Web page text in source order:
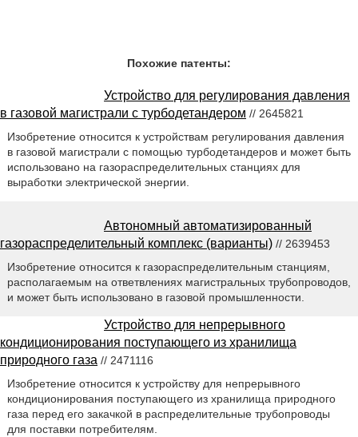
Похожие патенты:
Устройство для регулирования давления
в газовой магистрали с турбодетандером // 2645821
Изобретение относится к устройствам регулирования давления
в газовой магистрали с помощью турбодетандеров и может быть
использовано на газораспределительных станциях для
выработки электрической энергии.
Автономный автоматизированный
газораспределительный комплекс (варианты) // 2639453
Изобретение относится к газораспределительным станциям,
располагаемым на ответвлениях магистральных трубопроводов,
и может быть использовано в газовой промышленности.
Устройство для непрерывного
кондиционирования поступающего из хранилища
природного газа // 2471116
Изобретение относится к устройству для непрерывного
кондиционирования поступающего из хранилища природного
газа перед его закачкой в распределительные трубопроводы
для поставки потребителям.